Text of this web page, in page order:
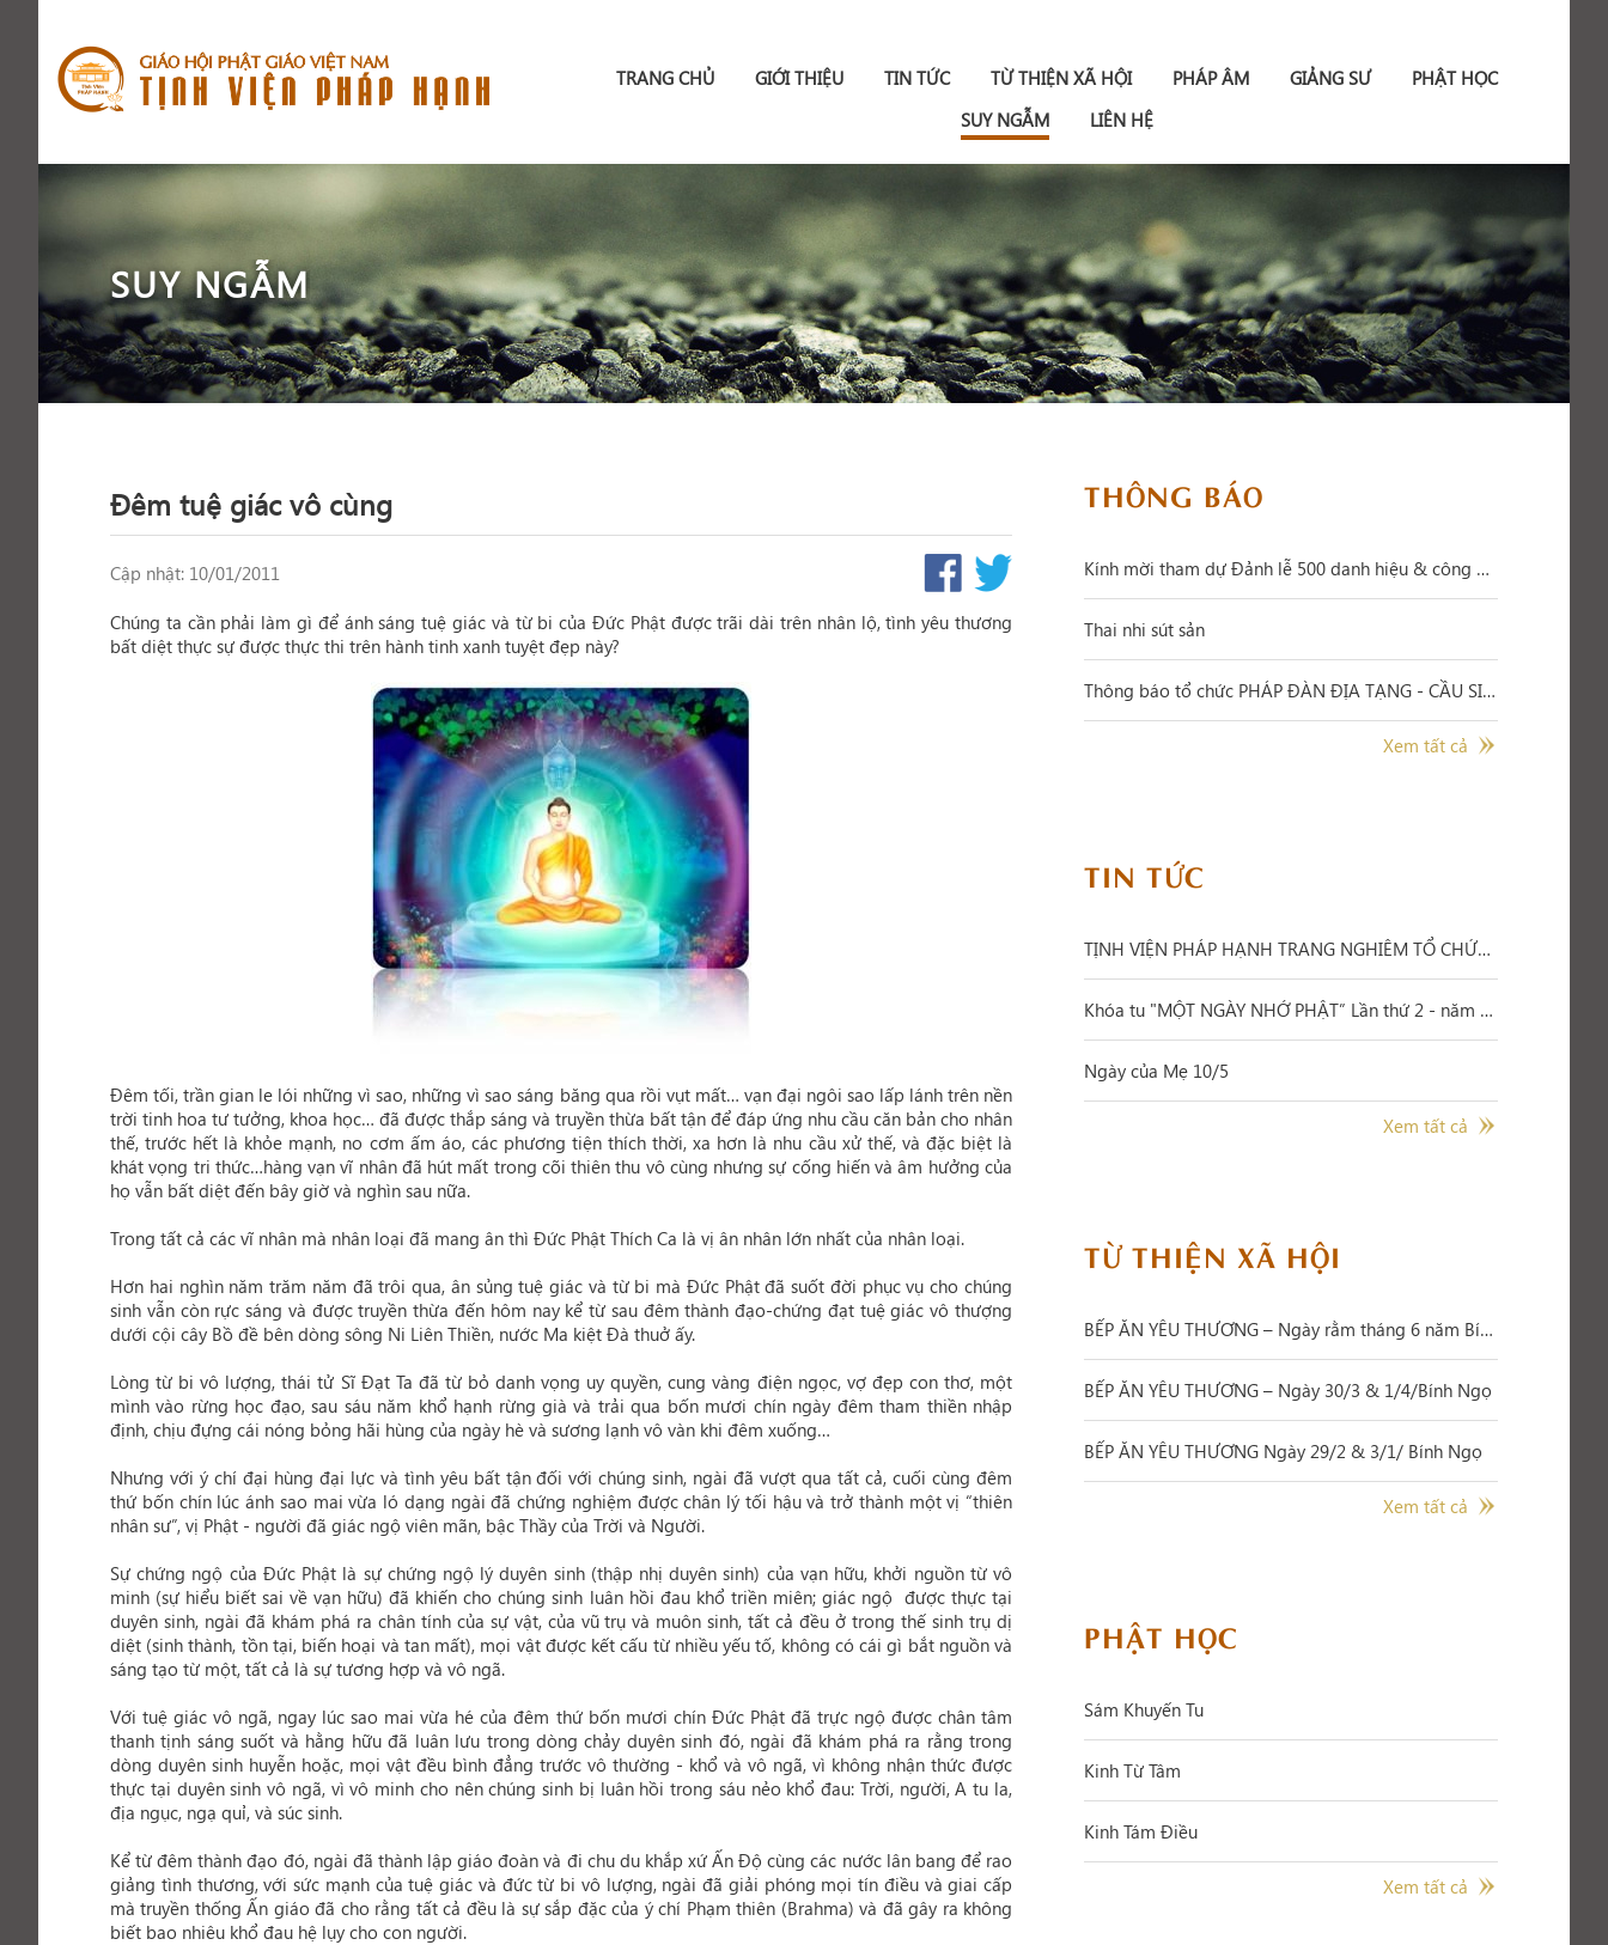
TRANG CHỦ GIỚI THIỆU TIN TỨC TỪ THIỆN XÃ HỘI PHÁP ÂM GIẢNG SƯ
PHẬT HỌC
SUY NGẪM
LIÊN HỆ
SUY NGẪM
Đêm tuệ giác vô cùng
Cập nhật: 10/01/2011
Chúng ta cần phải làm gì để ánh sáng tuệ giác và từ bi của Đức Phật được trãi dài trên nhân lộ, tình yêu thương
bất diệt thực sự được thực thi trên hành tinh xanh tuyệt đẹp này?
Đêm tối, trần gian le lói những vì sao, những vì sao sáng băng qua rồi vụt mất… vạn đại ngôi sao lấp lánh trên nền
trời tinh hoa tư tưởng, khoa học… đã được thắp sáng và truyền thừa bất tận để đáp ứng nhu cầu căn bản cho nhân
thế, trước hết là khỏe mạnh, no cơm ấm áo, các phương tiện thích thời, xa hơn là nhu cầu xử thế, và đặc biệt là
khát vọng tri thức…hàng vạn vĩ nhân đã hút mất trong cõi thiên thu vô cùng nhưng sự cống hiến và âm hưởng của
họ vẫn bất diệt đến bây giờ và nghìn sau nữa.
Trong tất cả các vĩ nhân mà nhân loại đã mang ân thì Đức Phật Thích Ca là vị ân nhân lớn nhất của nhân loại.
Hơn hai nghìn năm trăm năm đã trôi qua, ân sủng tuệ giác và từ bi mà Đức Phật đã suốt đời phục vụ cho chúng
sinh vẫn còn rực sáng và được truyền thừa đến hôm nay kể từ sau đêm thành đạo-chứng đạt tuệ giác vô thượng
dưới cội cây Bồ đề bên dòng sông Ni Liên Thiền, nước Ma kiệt Đà thuở ấy.
Lòng từ bi vô lượng, thái tử Sĩ Đạt Ta đã từ bỏ danh vọng uy quyền, cung vàng điện ngọc, vợ đẹp con thơ, một
mình vào rừng học đạo, sau sáu năm khổ hạnh rừng già và trải qua bốn mươi chín ngày đêm tham thiền nhập
định, chịu đựng cái nóng bỏng hãi hùng của ngày hè và sương lạnh vô vàn khi đêm xuống…
Nhưng với ý chí đại hùng đại lực và tình yêu bất tận đối với chúng sinh, ngài đã vượt qua tất cả, cuối cùng đêm
thứ bốn chín lúc ánh sao mai vừa ló dạng ngài đã chứng nghiệm được chân lý tối hậu và trở thành một vị “thiên
nhân sư”, vị Phật - người đã giác ngộ viên mãn, bậc Thầy của Trời và Người.
Sự chứng ngộ của Đức Phật là sự chứng ngộ lý duyên sinh (thập nhị duyên sinh) của vạn hữu, khởi nguồn từ vô
minh (sự hiểu biết sai về vạn hữu) đã khiến cho chúng sinh luân hồi đau khổ triền miên; giác ngộ được thực tại
duyên sinh, ngài đã khám phá ra chân tính của sự vật, của vũ trụ và muôn sinh, tất cả đều ở trong thế sinh trụ dị
diệt (sinh thành, tồn tại, biến hoại và tan mất), mọi vật được kết cấu từ nhiều yếu tố, không có cái gì bắt nguồn và
sáng tạo từ một, tất cả là sự tương hợp và vô ngã.
Với tuệ giác vô ngã, ngay lúc sao mai vừa hé của đêm thứ bốn mươi chín Đức Phật đã trực ngộ được chân tâm
thanh tịnh sáng suốt và hằng hữu đã luân lưu trong dòng chảy duyên sinh đó, ngài đã khám phá ra rằng trong
dòng duyên sinh huyễn hoặc, mọi vật đều bình đẳng trước vô thường - khổ và vô ngã, vì không nhận thức được
thực tại duyên sinh vô ngã, vì vô minh cho nên chúng sinh bị luân hồi trong sáu nẻo khổ đau: Trời, người, A tu la,
địa ngục, ngạ quỉ, và súc sinh.
Kể từ đêm thành đạo đó, ngài đã thành lập giáo đoàn và đi chu du khắp xứ Ấn Độ cùng các nước lân bang để rao
giảng tình thương, với sức mạnh của tuệ giác và đức từ bi vô lượng, ngài đã giải phóng mọi tín điều và giai cấp
mà truyền thống Ấn giáo đã cho rằng tất cả đều là sự sắp đặc của ý chí Phạm thiên (Brahma) và đã gây ra không
biết bao nhiêu khổ đau hệ lụy cho con người.
THÔNG BÁO
Kính mời tham dự Đảnh lễ 500 danh hiệu & công hạnh Đức BỒ TÁT QUÁN THẾ ÂM 19/6
Thai nhi sút sản
Thông báo tổ chức PHÁP ĐÀN ĐỊA TẠNG - CẦU SIÊU THAI NHI SÚT SẢN - TRUY NIỆM ĐA SANH PHỤ MẪU - TIỀN HẬU CÔNG ĐỨC - CHẨN TẾ CÔ HỒN NGUYỆN CẦU ÂM SIÊU DƯƠNG THỚI
Xem tất cả
TIN TỨC
TỊNH VIỆN PHÁP HẠNH TRANG NGHIÊM TỔ CHỨC ĐẠI LỄ PHẬT ĐẢN PL.2570 – DL.2026
Khóa tu "MỘT NGÀY NHỚ PHẬT” Lần thứ 2 - năm 2026
Ngày của Mẹ 10/5
Xem tất cả
TỪ THIỆN XÃ HỘI
BẾP ĂN YÊU THƯƠNG – Ngày rằm tháng 6 năm Bính Ngọ
BẾP ĂN YÊU THƯƠNG – Ngày 30/3 & 1/4/Bính Ngọ
BẾP ĂN YÊU THƯƠNG Ngày 29/2 & 3/1/ Bính Ngọ
Xem tất cả
PHẬT HỌC
Sám Khuyến Tu
Kinh Từ Tâm
Kinh Tám Điều
Xem tất cả